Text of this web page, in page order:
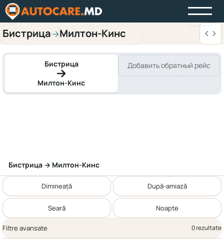
Бистрица→Милтон-Кинс
Бистрица
Милтон-Кинс
Добавить обратный рейс
Бистрица → Милтон-Кинс
Dimineață După-amiază
Seară Noapte
Filtre avansate 0 rezultate